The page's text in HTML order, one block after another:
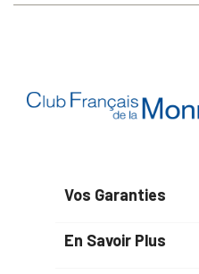
Vos Garanties
En Savoir Plus